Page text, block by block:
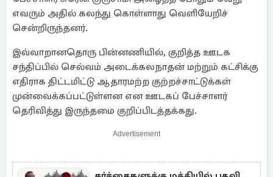
எவரும் அதில் கலந்து கொள்ளாது வெளியேறிச்
சென்றிருந்தனர்.
இவ்வாறானதொரு பின்னணியில், குறித்த ஊடக
சந்திப்பில் செல்வம் அடைக்கலநாதன் மற்றும் கட்சிக்கு
எதிராக திட்டமிட்டு ஆதாரமற்ற குற்றச்சாட்டுக்கள்
முன்வைக்கப்பட்டுள்ளன என ஊடகப் பேச்சாளர்
தெரிவித்து இருந்தமை குறிப்பிடத்தக்கது.
Advertisement